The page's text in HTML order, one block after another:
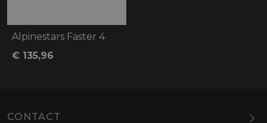
Alpinestars Faster 4
€ 135,96
CONTACT